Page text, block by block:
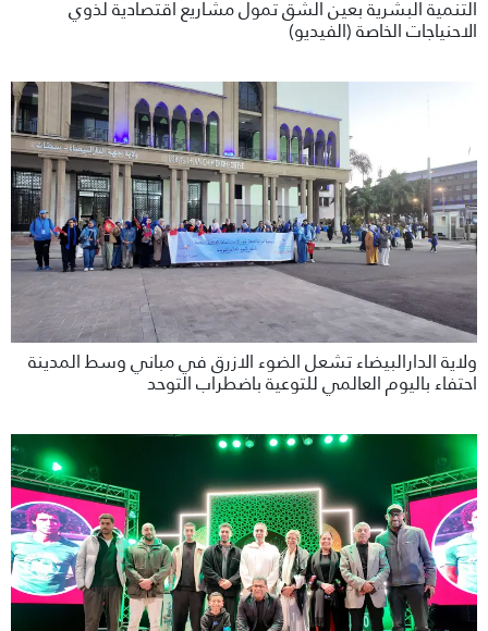
التنمية البشرية بعين الشق تمول مشاريع اقتصادية لذوي
الاحنياجات الخاصة (الفيديو)
ولاية الدارالبيضاء تشعل الضوء الازرق في مباني وسط المدينة
احتفاء باليوم العالمي للتوعية باضطراب التوحد